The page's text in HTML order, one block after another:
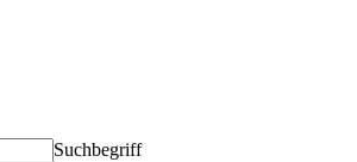
Suchbegriff